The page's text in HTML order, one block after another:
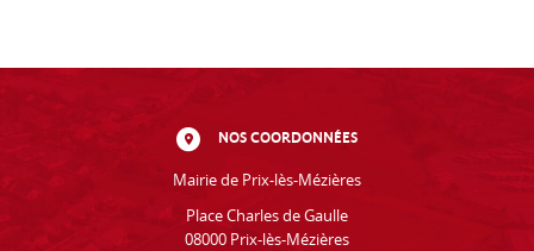
NOS COORDONNÉES
Mairie de Prix-lès-Mézières
Place Charles de Gaulle
08000 Prix-lès-Mézières